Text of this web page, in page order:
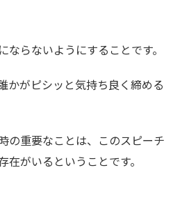
ならないようにすることです。
かがピシッと気持ち良く締める
の重要なことは、このスピーチ
がいるということです。